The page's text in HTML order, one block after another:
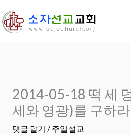
텐
츠
2014-05-18 떡 세
세와 영광)를 구하
댓글 달기 / 주일설교